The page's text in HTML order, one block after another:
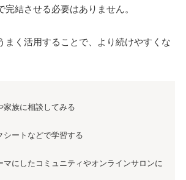
結させる必要はありません。
まく活用することで、より続けやすくな
家族に相談してみる
シートなどで学習する
マにしたコミュニティやオンラインサロンに